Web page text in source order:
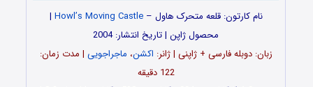
نام کارتون: قلعه متحرک هاول –Howl’s Moving Castle
|
محصول ژاپن | تاریخ انتشار: 2004
زبان: دوبله فارسی + ژاپنی | ژانر: اکشن، ماجراجویی | مدت زمان:
122 دقیقه